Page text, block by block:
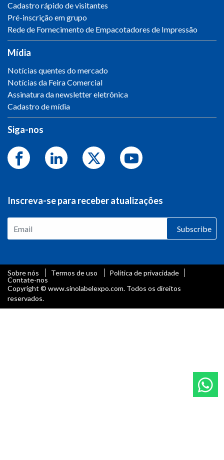
Cadastro rápido de visitantes
Pré-inscrição em grupo
Rede de Fornecimento de Empacotadores de Impressão
Mídia
Notícias quentes do mercado
Notícias da Feira Comercial
Assinatura da newsletter eletrônica
Cadastro de mídia
Siga-nos
Inscreva-se para receber atualizações
Subscribe
Sobre nós Termos de uso
Política de privacidade
Contate-nos
Copyright © www.sinolabelexpo.com. Todos os direitos
reservados.